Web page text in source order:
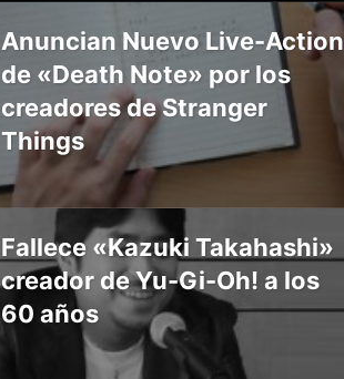
Anuncian Nuevo Live-Action
de «Death Note» por los
creadores de Stranger
Things
Fallece «Kazuki Takahashi»
creador de Yu-Gi-Oh! a los
60 años